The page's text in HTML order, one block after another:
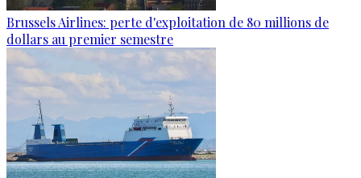
Brussels Airlines: perte d'exploitation de 80 millions de
dollars au premier semestre